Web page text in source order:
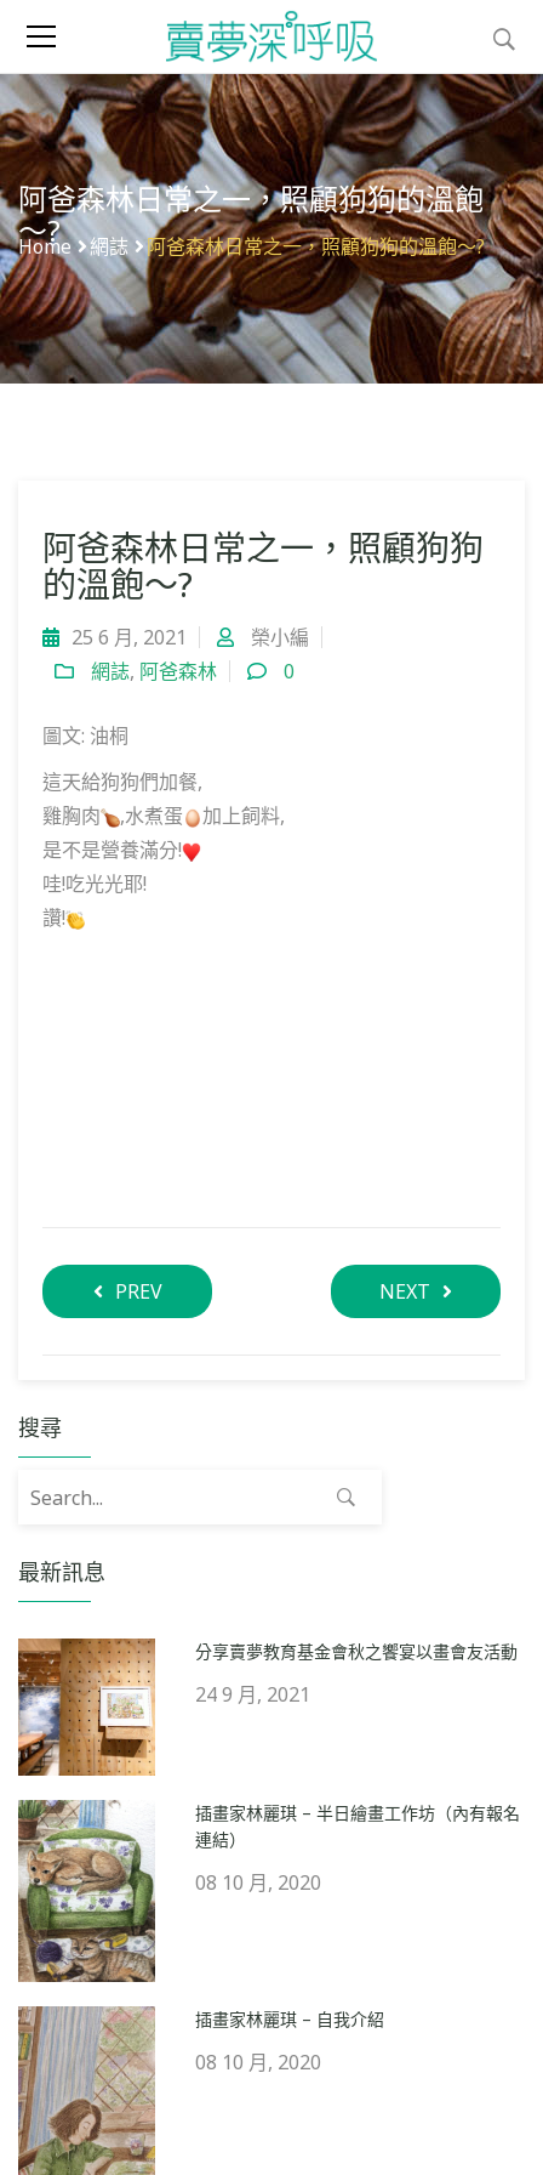
阿爸森林日常之一，照顧狗狗的溫飽
～?
Home 網誌 阿爸森林日常之一，照顧狗狗的溫飽～?
阿爸森林日常之一，照顧狗狗
的溫飽～?
25 6 月, 2021
榮小編
網誌, 阿爸森林 0
圖文: 油桐
這天給狗狗們加餐,
雞胸肉
,水煮蛋
加上飼料,
是不是營養滿分!
哇!吃光光耶!
讚!
PREV NEXT
搜尋
Search for:
最新訊息
分享賣夢教育基金會秋之饗宴以畫會友活動
24 9 月, 2021
插畫家林麗琪 – 半日繪畫工作坊（內有報名
連結）
08 10 月, 2020
插畫家林麗琪 – 自我介紹
08 10 月, 2020